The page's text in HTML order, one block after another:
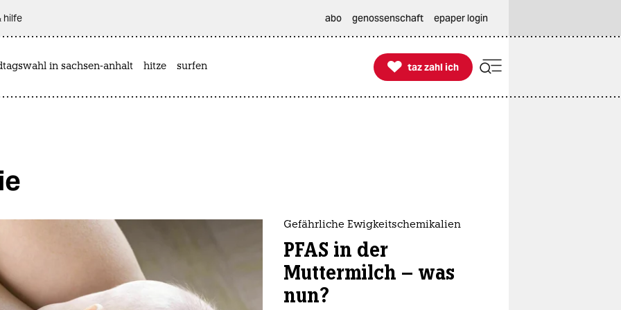
hilfe abo genossenschaft epaper login
in sachsen-anhalt hitze surfen 
taz zahl ich
taz zahl ich
Gefährliche Ewigkeitschemikalien
PFAS in der
Muttermilch – was
nun?